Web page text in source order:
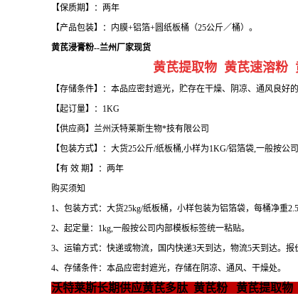
【保质期】：两年
【产品包装】：内膜+铝箔+圆纸板桶（25公斤／桶）。
黄芪浸膏粉--兰州厂家现货
黄芪提取物 黄芪速溶粉
【存储条件】：本品应密封遮光，贮存在干燥、阴凉、通风良好
【起订量】：1KG
【供应商】兰州沃特莱斯生物*技有限公司
【包装方式】：大货25公斤/纸板桶,小样为1KG/铝箔袋,一般按公
【有 效 期】：两年
购买须知
1、包装方式：大货25kg/纸板桶，小样包装为铝箔袋，每桶净重
2、起定量：1kg,一般按公司内部模板标签统一粘贴。
3、运输方式：快递或物流，国内快递3天到达，物流5天到达。报
4、存储条件：本品应密封遮光，存储在阴凉、通风、干燥处。
沃特莱斯长期供应黄芪多肽 黄芪粉 黄芪提取物